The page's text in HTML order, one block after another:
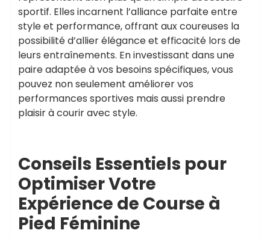
sportif. Elles incarnent l’alliance parfaite entre
style et performance, offrant aux coureuses la
possibilité d’allier élégance et efficacité lors de
leurs entraînements. En investissant dans une
paire adaptée à vos besoins spécifiques, vous
pouvez non seulement améliorer vos
performances sportives mais aussi prendre
plaisir à courir avec style.
Conseils Essentiels pour
Optimiser Votre
Expérience de Course à
Pied Féminine